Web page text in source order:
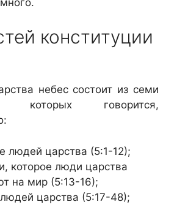
конституции
небес состоит из семи
говорится,
людей царства (5:1-12);
которое люди царства
на мир (5:13-16);
царства (5:17-48);